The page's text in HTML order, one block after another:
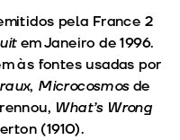
pela France 2
em Janeiro de 1996.
às fontes usadas por
, Microcosmosde
What’s Wrong
(1910).